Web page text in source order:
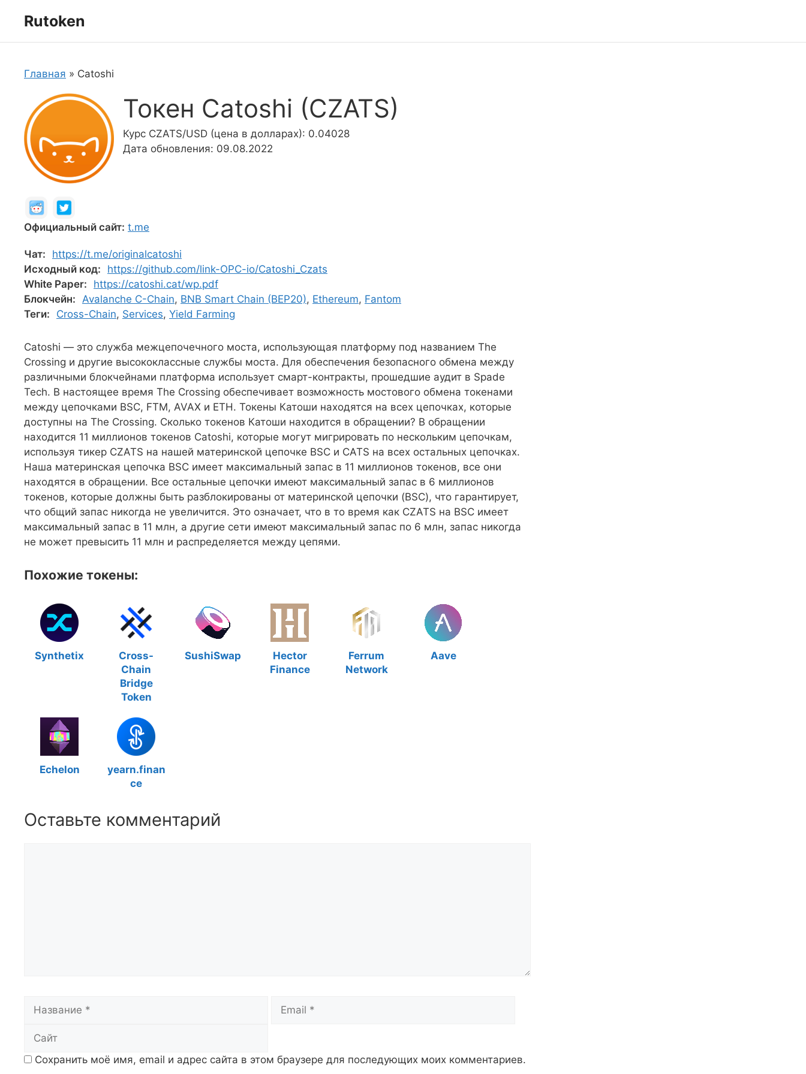
Rutoken
Главная » Catoshi
Токен Catoshi (CZATS)
Курс CZATS/USD (цена в долларах): 0.04028
Дата обновления: 09.08.2022
Официальный сайт: t.me
Чат:
https://t.me/originalcatoshi
Исходный код:
https://github.com/link-OPC-io/Catoshi_Czats
White Paper:
https://catoshi.cat/wp.pdf
Блокчейн: Avalanche C-Chain, BNB Smart Chain (BEP20), Ethereum, Fantom
Теги:
Cross-Chain, Services, Yield Farming
Catoshi — это служба межцепочечного моста, использующая платформу под названием The
Crossing и другие высококлассные службы моста. Для обеспечения безопасного обмена между
различными блокчейнами платформа использует смарт-контракты, прошедшие аудит в Spade
Tech. В настоящее время The Crossing обеспечивает возможность мостового обмена токенами
между цепочками BSC, FTM, AVAX и ETH. Токены Катоши находятся на всех цепочках, которые
доступны на The Crossing. Сколько токенов Катоши находится в обращении? В обращении
находится 11 миллионов токенов Catoshi, которые могут мигрировать по нескольким цепочкам,
используя тикер CZATS на нашей материнской цепочке BSC и CATS на всех остальных цепочках.
Наша материнская цепочка BSC имеет максимальный запас в 11 миллионов токенов, все они
находятся в обращении. Все остальные цепочки имеют максимальный запас в 6 миллионов
токенов, которые должны быть разблокированы от материнской цепочки (BSC), что гарантирует,
что общий запас никогда не увеличится. Это означает, что в то время как CZATS на BSC имеет
максимальный запас в 11 млн, а другие сети имеют максимальный запас по 6 млн, запас никогда
не может превысить 11 млн и распределяется между цепями.
Похожие токены:
Synthetix
Cross-
Chain
Bridge
Token
SushiSwap
Hector
Finance
Ferrum
Network
Aave
Echelon
yearn.finan
ce
Оставьте комментарий
Сохранить моё имя, email и адрес сайта в этом браузере для последующих моих комментариев.